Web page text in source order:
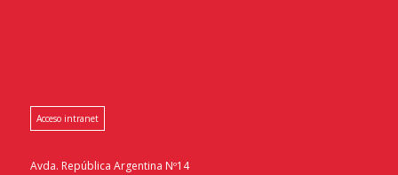
Acceso intranet
Avda. República Argentina Nº14